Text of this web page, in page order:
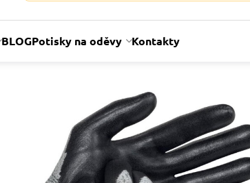
BLOGPotisky na oděvy Kontakty